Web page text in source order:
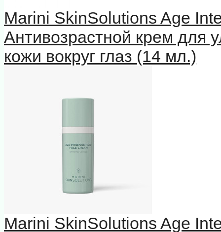
Marini SkinSolutions Age
Антивозрастной крем для
кожи вокруг глаз (14 мл.)
Marini SkinSolutions Age